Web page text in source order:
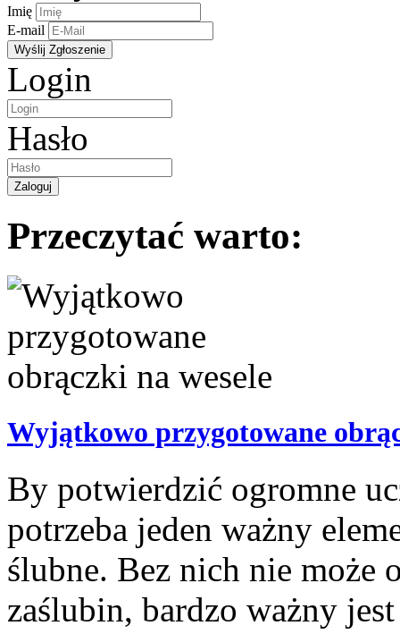
Imię
E-mail
Login
Hasło
Przeczytać warto:
Wyjątkowo przygotowane
By potwierdzić ogromne
potrzeba jeden ważny
ślubne. Bez nich nie może
zaślubin, bardzo ważny